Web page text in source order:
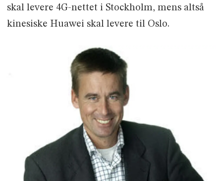
skal levere 4G-nettet i Stockholm, mens altså
kinesiske Huawei skal levere til Oslo.